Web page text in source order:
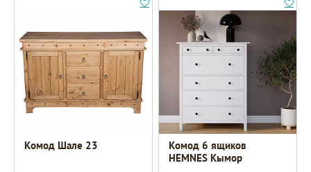
Комод Шале 23
Комод 6 ящиков
HEMNES Кымор